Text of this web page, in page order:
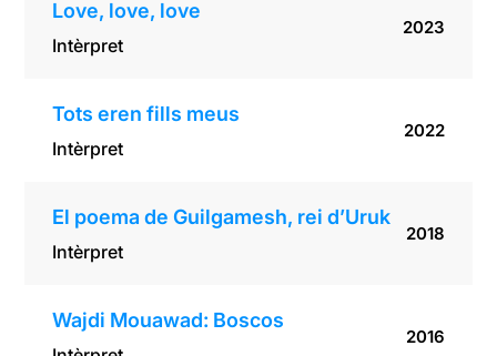
Love, love, love
Intèrpret
2023
Tots eren fills meus
Intèrpret
2022
El poema de Guilgamesh, rei d’Uruk
Intèrpret
2018
Wajdi Mouawad: Boscos
2016